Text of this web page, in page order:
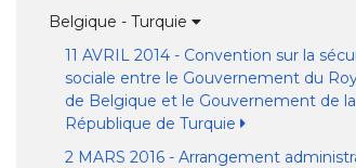
Belgique - Turquie
11 AVRIL 2014 - Convention sur la
sociale entre le Gouvernement du
de Belgique et le Gouvernement de la
République de Turquie
2 MARS 2016 - Arrangement